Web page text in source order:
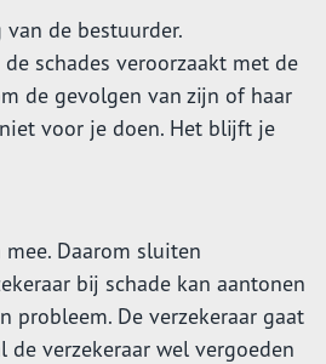
de bestuurder.
schades veroorzaakt met de
de gevolgen van zijn of haar
voor je doen. Het blijft je
Daarom sluiten
bij schade kan aantonen
probleem. De verzekeraar gaat
de verzekeraar wel vergoeden